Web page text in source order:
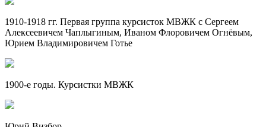
1910-1918 гг. Первая группа курсисток МВЖК с Сергеем
Алексеевичем Чаплыгиным, Иваном Флоровичем Огнёвым,
Юрием Владимировичем Готье
1900-е годы. Курсистки МВЖК